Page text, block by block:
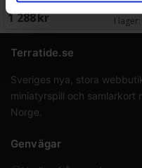
1 288 SEK I lager:
Terratide.se
Sveriges nya, stora
miniatyrspill och samlarkort
Norge.
Genvägar